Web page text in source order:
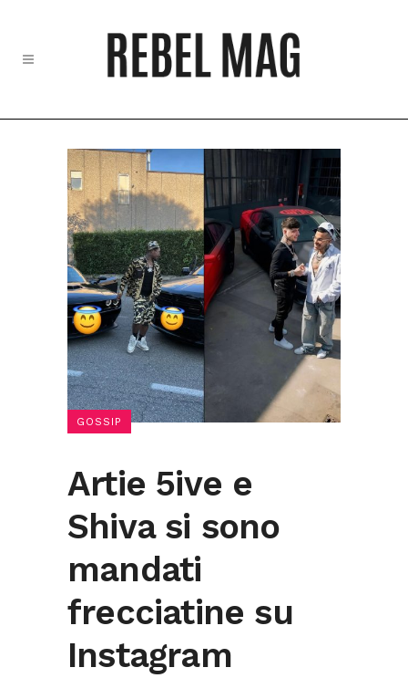
GOSSIP
Artie 5ive e
Shiva si sono
mandati
frecciatine su
Instagram